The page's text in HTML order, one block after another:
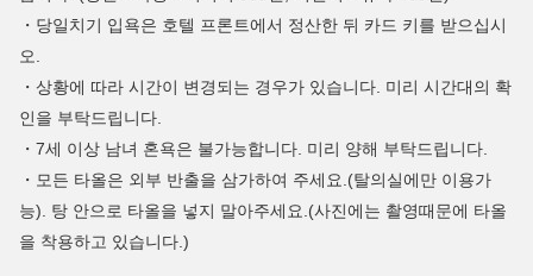
・당일치기 입욕은 호텔 프론트에서 정산한 뒤 카드 키를 받으십시
오.
・상황에 따라 시간이 변경되는 경우가 있습니다. 미리 시간대의 확
인을 부탁드립니다.
・7세 이상 남녀 혼욕은 불가능합니다. 미리 양해 부탁드립니다.
・모든 타올은 외부 반출을 삼가하여 주세요.(탈의실에만 이용가
능). 탕 안으로 타올을 넣지 말아주세요.(사진에는 촬영때문에 타올
을 착용하고 있습니다.)